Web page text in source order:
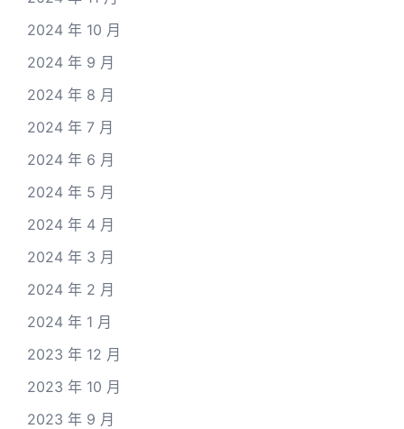
2024 年 10 月
2024 年 9 月
2024 年 8 月
2024 年 7 月
2024 年 6 月
2024 年 5 月
2024 年 4 月
2024 年 3 月
2024 年 2 月
2024 年 1 月
2023 年 12 月
2023 年 10 月
2023 年 9 月